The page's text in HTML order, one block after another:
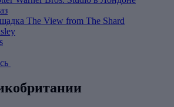
The View from The Shard